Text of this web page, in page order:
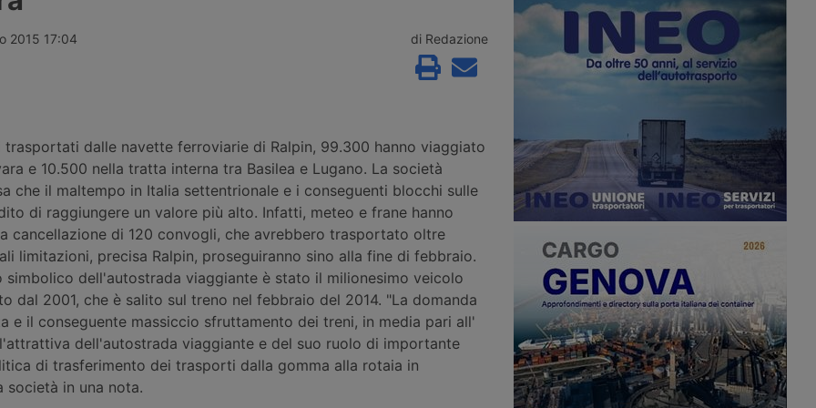
i noli
e i
strada e
bacino finora considerato al riparo
dal conflitto. La riclassificazione del
Corridor, la rotta Cina-Europa che
usa questo bacino. Rischio di
l’ingresso di FS Logistix nella
compagine. Nel 2025 la rete ha
movimentato oltre 18 milioni di
tonnellate di merci su ferro, quasi il
95% del traffico ferroviario regionale.
2015 17:04 di Redazione
trasportati dalle navette ferroviarie di Ralpin, 99.300 hanno viaggiato
e 10.500 nella tratta interna tra Basilea e Lugano. La società
che il maltempo in Italia settentrionale e i conseguenti blocchi sulle
di raggiungere un valore più alto. Infatti, meteo e frane hanno
cancellazione di 120 convogli, che avrebbero trasportato oltre
limitazioni, precisa Ralpin, proseguiranno sino alla fine di febbraio.
simbolico dell'autostrada viaggiante è stato il milionesimo veicolo
dal 2001, che è salito sul treno nel febbraio del 2014. "La domanda
e il conseguente massiccio sfruttamento dei treni, in media pari all'
dell'autostrada viaggiante e del suo ruolo di importante
di trasferimento dei trasporti dalla gomma alla rotaia in
società in una nota.